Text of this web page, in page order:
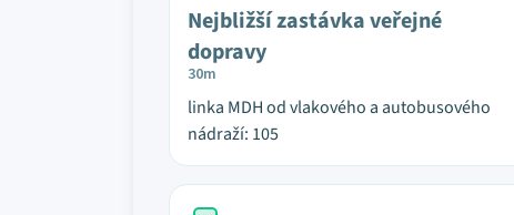
Nejbližší zastávka veřejné
dopravy
30m
linka MDH od vlakového a autobusového
nádraží: 105